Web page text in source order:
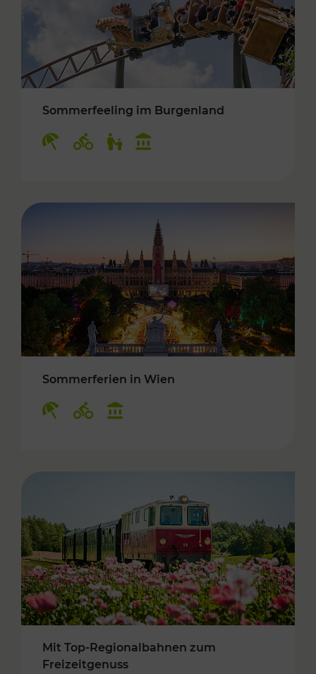
Sommerfeeling im Burgenland
Sommerferien in Wien
Mit Top-Regionalbahnen zum
Freizeitgenuss